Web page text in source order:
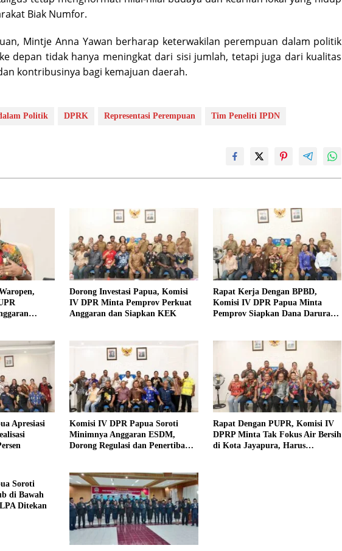
Biak Numfor.
Mintje Anna Yawan berharap keterwakilan perempuan dalam politik
depan tidak hanya meningkat dari sisi jumlah, tetapi juga dari kualitas
kontribusinya bagi kemajuan daerah.
Politik DPRK Representasi Perempuan Tim Peneliti IPDN
Dorong Investasi Papua, Komisi
IV DPR Minta Pemprov Perkuat
Anggaran dan Siapkan KEK
Rapat Kerja Dengan BPBD,
Komisi IV DPR Papua Minta
Pemprov Siapkan Dana Darurat,
Apresiasi
Komisi IV DPR Papua Soroti
Minimnya Anggaran ESDM,
Dorong Regulasi dan Penertiban
Rapat Dengan PUPR, Komisi IV
DPRP Minta Tak Fokus Air Bersih
di Kota Jayapura, Harus
Soroti
di Bawah
Ditekan